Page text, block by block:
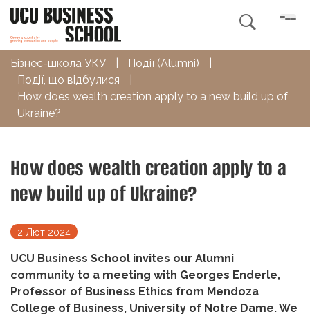

Бізнес-школа УКУ Події (Alumni)
Події, що відбулися
How does wealth creation apply to a new build up of
Ukraine?
How does wealth creation apply to a
new build up of Ukraine?
2 Лют 2024
UCU Business School invites our Alumni
community to a meeting with Georges Enderle,
Professor of Business Ethics from Mendoza
College of Business, University of Notre Dame. We